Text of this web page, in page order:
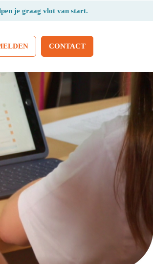
je graag vlot van start.
CONTACT